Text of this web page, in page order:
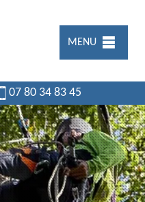
MENU
07 80 34 83 45